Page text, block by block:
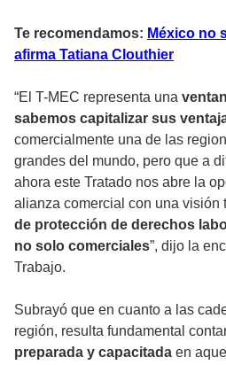
Te recomendamos: México no
afirma Tatiana Clouthier
“El T-MEC representa una
sabemos capitalizar sus
comercialmente una de las
grandes del mundo, pero que a
ahora este Tratado nos abre la
alianza comercial con una visión
de protección de derechos
no solo comerciales”, dijo la
Trabajo.
Subrayó que en cuanto a las
región, resulta fundamental
preparada y capacitada en